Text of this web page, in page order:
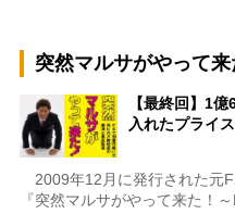
突然マルサがやって来
【最終回】1
入れたプライ
2009年12月に発行された元
『突然マルサがやって来た！